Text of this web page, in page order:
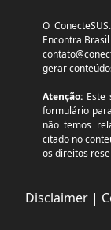
O
Encontra
gerar
Atenção:Este
formulário
não temos
citado no
os direitos
Disclaimer|